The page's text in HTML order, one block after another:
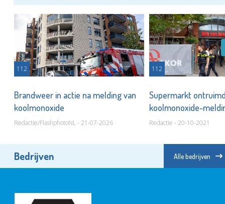
112
Brandweer in actie na melding van
koolmonoxide
Redactie/FlashphotoNL - 21-07-2026
112
Supermarkt
koolmonoxide-
Redactie - 20-10-2021
Bedrijven Alle bedrijven